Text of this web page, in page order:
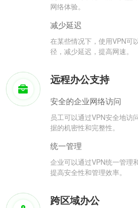
网络体验。
减少延迟
在某些情况下，使用VPN可
径，减少延迟，提高网速。
远程办公支持
安全的企业网络访问
员工可以通过VPN安全地访
据的机密性和完整性。
统一管理
企业可以通过VPN统一管理
提高安全性和管理效率。
跨区域办公